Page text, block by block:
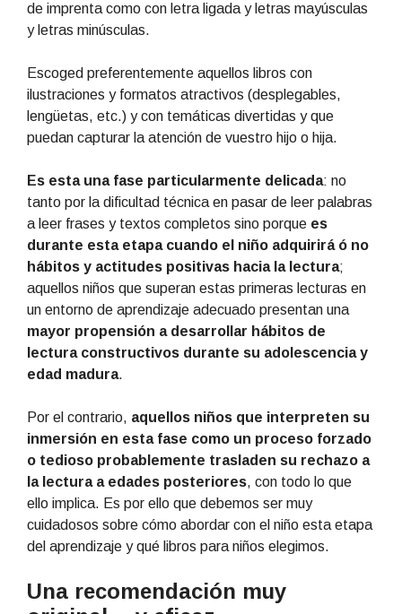
de imprenta como con letra ligada y letras mayúsculas
y letras minúsculas.
Escoged preferentemente aquellos libros con
ilustraciones y formatos atractivos (desplegables,
lengüetas, etc.) y con temáticas divertidas y que
puedan capturar la atención de vuestro hijo o hija.
Es esta una fase particularmente delicada: no
tanto por la dificultad técnica en pasar de leer palabras
a leer frases y textos completos sino porque es
durante esta etapa cuando el niño adquirirá ó no
hábitos y actitudes positivas hacia la lectura;
aquellos niños que superan estas primeras lecturas en
un entorno de aprendizaje adecuado presentan una
mayor propensión a desarrollar hábitos de
lectura constructivos durante su adolescencia y
edad madura.
Por el contrario, aquellos niños que interpreten su
inmersión en esta fase como un proceso forzado
o tedioso probablemente trasladen su rechazo a
la lectura a edades posteriores, con todo lo que
ello implica. Es por ello que debemos ser muy
cuidadosos sobre cómo abordar con el niño esta etapa
del aprendizaje y qué libros para niños elegimos.
Una recomendación muy